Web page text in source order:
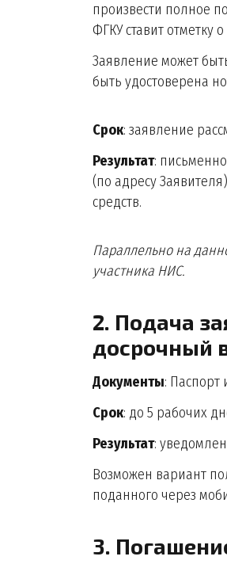
произвести полное
ФГКУ ставит отметку
Заявление может
быть удостоверена
Срок: заявление
Результат:
(по адресу
средств.
Параллельно на
участника НИС.
2. Подача
досрочный
Документы: Паспорт
Срок: до 5 рабочих
Результат:
Возможен вариант
поданного через
3.